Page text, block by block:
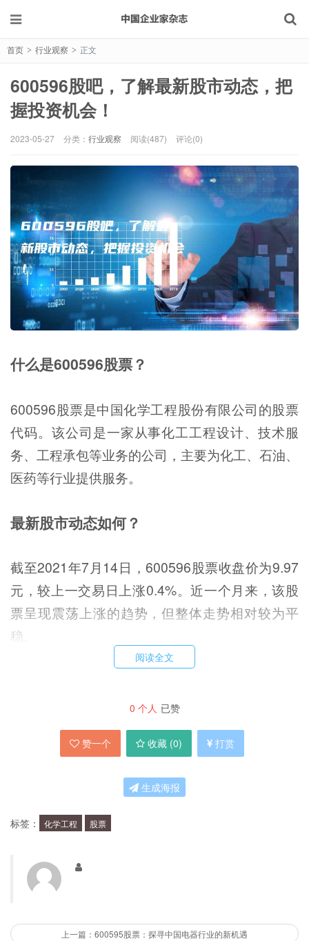
首页 > 行业观察 > 正文
600596股吧，了解最新股市动态，把
握投资机会！
2023-05-27 分类： 行业观察 阅读(487) 评论(0)
什么是600596股票？
600596股票是中国化学工程股份有限公司的股票
代码。该公司是一家从事化工工程设计、技术服
务、工程承包等业务的公司，主要为化工、石油、
医药等行业提供服务。
最新股市动态如何？
截至2021年7月14日，600596股票收盘价为9.97
元，较上一交易日上涨0.4%。近一个月来，该股
票呈现震荡上涨的趋势，但整体走势相对较为平
稳。
首先，中国化学工程股份有限公司是一家国有企
业，具有较高的稳定性和可靠性。其次，该公司在
望在未来的市场竞争中获得更多的业务机会。此
外，该公司还积极推进科技创新和转型升级，有望
如何评估600596股票的投资价值？
评估股票的投资价值需要从多个方面进行考虑，包
阅读全文
0 个人 已赞
赞一个 收藏 (0) 打赏
生成海报
标签： 化学工程 股票
上一篇：600595股票：探寻中国电器行业的新机遇